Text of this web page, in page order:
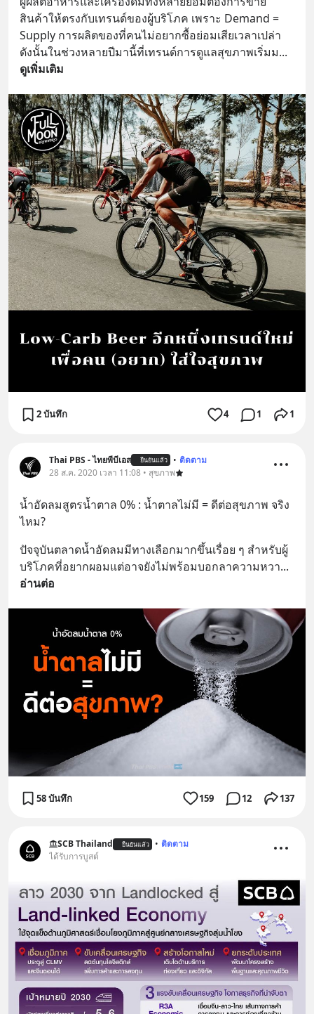
สินค้าให้ตรงกับเทรนด์ของผู้บริโภค เพราะ Demand =
Supply การผลิตของที่คนไม่อยากซื้อย่อมเสียเวลาเปล่า
ดังนั้นในช่วงหลายปีมานี้ที่เทรนด์การดูแลสุขภาพเริ่มม...
ดูเพิ่มเติม
2 บันทึก 4 1 1
Thai PBS - ไทยพีบีเอส ยืนยันแล้ว • ติดตาม
28 ส.ค. 2020 เวลา 11:08 • สุขภาพ
น้ำอัดลมสูตรน้ำตาล 0% : น้ำตาลไม่มี = ดีต่อสุขภาพ จริง
ไหม?
ปัจจุบันตลาดน้ำอัดลมมีทางเลือกมากขึ้นเรื่อย ๆ สำหรับผู้
บริโภคที่อยากผอมแต่อาจยังไม่พร้อมบอกลาความหวา
อ่านต่อ
58 บันทึก 159 12 137
SCB Thailand ยืนยันแล้ว • ติดตาม
ได้รับการบูสต์